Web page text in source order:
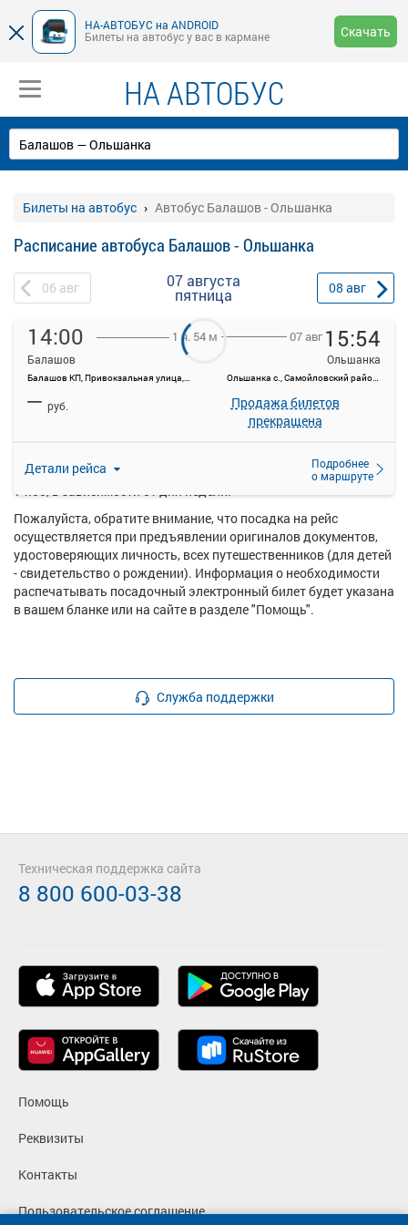
НА-АВТОБУС на ANDROID
Билеты на автобус у вас в кармане
Скачать
НА АВТОБУС
Билеты на автобус Автобус Балашов - Ольшанка
Расписание автобуса Балашов - Ольшанка
06 авг 07 августа
пятница 08 авг
14:00
Балашов
Балашов КП, Привокзальная улица, д. 1
1 ч. 54 м 07 авг 15:54
Ольшанка
Ольшанка с., Самойловский район, Саратовская область
Детали рейса
Подробнее
о маршруте
— руб.
Продажа билетов
прекращена
На данной странице вы можете ознакомиться с расписанием и
купить билет онлайн на автобус Балашов - Ольшанка.
Перевозку пассажиров по данному направлению
Самый ранний автобус отправляется в 06:20, самый поздний в
14:00, в зависимости от дня недели.
Пожалуйста, обратите внимание, что посадка на рейс
осуществляется при предъявлении оригиналов документов,
удостоверяющих личность, всех путешественников (для детей
- свидетельство о рождении). Информация о необходимости
распечатывать посадочный электронный билет будет указана
в вашем бланке или на сайте в разделе "Помощь".
Служба поддержки
Помощь
Реквизиты
Контакты
Пользовательское соглашение
Техническая поддержка сайта
8 800 600-03-38